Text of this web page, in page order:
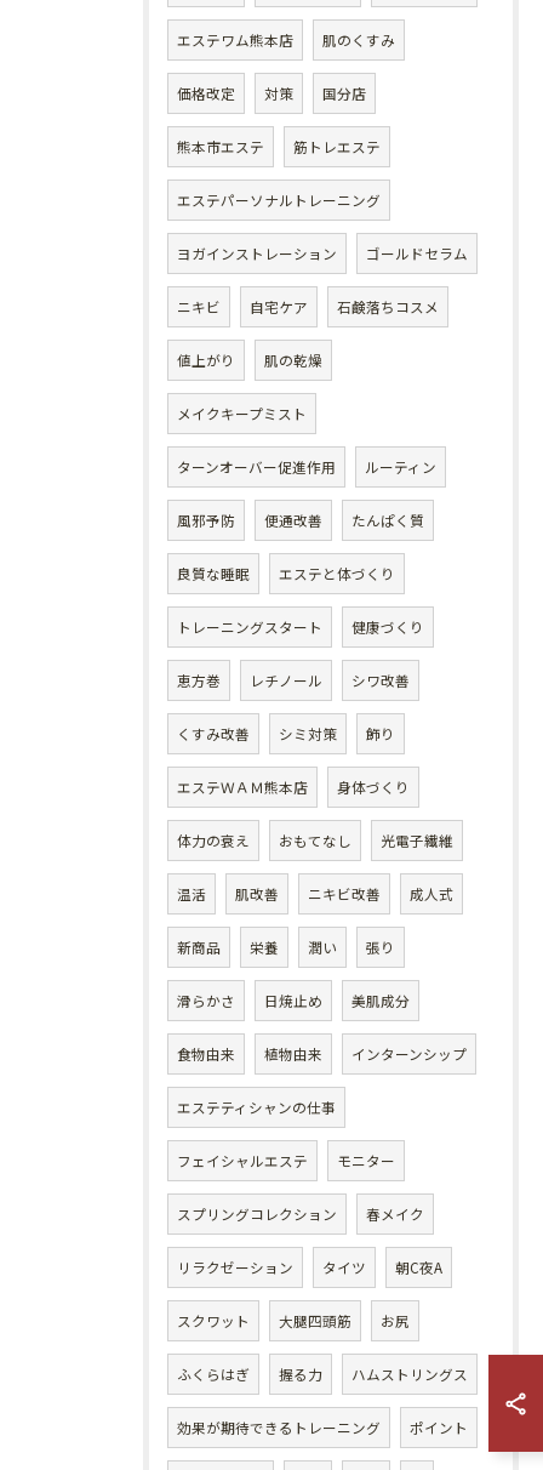
エステワム熊本店 肌のくすみ
価格改定 対策 国分店
熊本市エステ 筋トレエステ
エステパーソナルトレーニング
ヨガインストレーション ゴールドセラム
ニキビ 自宅ケア 石鹸落ちコスメ
値上がり 肌の乾燥
メイクキープミスト
ターンオーバー促進作用 ルーティン
風邪予防 便通改善 たんぱく質
良質な睡眠 エステと体づくり
トレーニングスタート 健康づくり
恵方巻 レチノール シワ改善
くすみ改善 シミ対策 飾り
エステＷＡＭ熊本店 身体づくり
体力の衰え おもてなし 光電子繊維
温活 肌改善 ニキビ改善 成人式
新商品 栄養 潤い 張り
滑らかさ 日焼止め 美肌成分
食物由来 植物由来 インターンシップ
エステティシャンの仕事
フェイシャルエステ モニター
スプリングコレクション 春メイク
リラクゼーション タイツ 朝C夜A
スクワット 大腿四頭筋 お尻
ふくらはぎ 握る力 ハムストリングス
効果が期待できるトレーニング ポイント